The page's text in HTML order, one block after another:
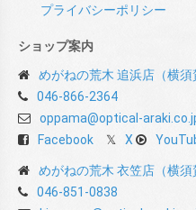
プライバシーポリシー
ショップ案内
めがねの荒木 追浜店（横須
046-866-2364
oppama@optical-
Facebook
X
めがねの荒木 衣笠店（横須
046-851-0838